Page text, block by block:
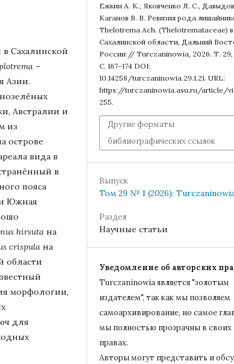
в Сахалинской
–
Азии.
Австралии и
из
острове
вида в
в
пояса
Южная
hirsuta на
crispula на
области
морфологии,
для
Ежкин А. К., Яковченко Л. С.,
Каганов В. В. Ревизия рода
Thelotrema Ach. (Thelotremataceae) в
Сахалинской области, Дальний
России // Turczaninowia, 2026. Т.
С. 167–174 DOI:
10.14258/turczaninowia.29.1.21. URL:
https://turczaninowia.asu.ru/article/
255.
Другие форматы
библиографических ссылок
Выпуск
Том 29 № 1 (2026):
Раздел
Научные статьи
Уведомление об авторских
Turczaninowiа является "золотым
издателем", так как мы позволяем
самоархивирование, но самое
мы полностью прозрачны в своих
правах.
Авторы могут представить и